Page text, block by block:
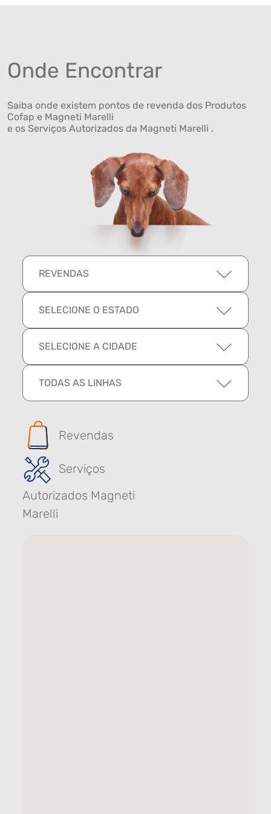
Onde Encontrar
Saiba onde existem pontos de revenda dos Produtos
Cofap e Magneti Marelli
e os Serviços Autorizados da Magneti Marelli .
REVENDAS
SELECIONE O ESTADO
SELECIONE A CIDADE
TODAS AS LINHAS
Revendas
Serviços
Autorizados Magneti
Marelli